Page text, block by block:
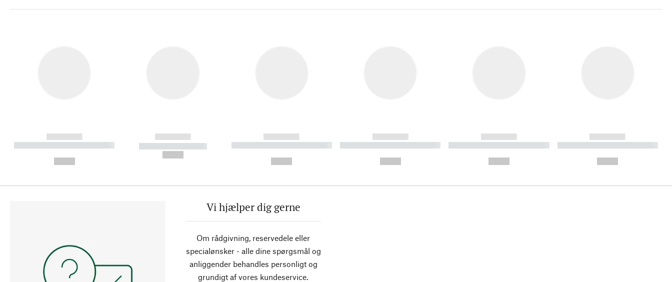
------------
----------- ----------- ----------
------------
----------- -----------
------------
----------- ----------- ----------
------------
----------- ----------- ----------
------------
----------- ----------- ----------
------------
----------- ----------- ----------
Vi hjælper dig gerne
Om rådgivning, reservedele eller
specialønsker - alle dine spørgsmål og
anliggender behandles personligt og
grundigt af vores kundeservice.